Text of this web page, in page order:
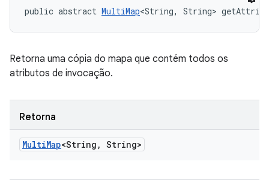
public abstract MultiMap<String, String>
Retorna uma cópia do mapa que contém todos os
atributos de invocação.
Retorna
MultiMap<String , String>